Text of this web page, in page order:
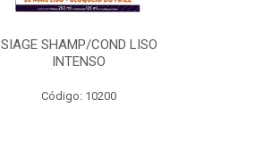
SIAGE SHAMP/COND LISO
INTENSO
Código: 10200